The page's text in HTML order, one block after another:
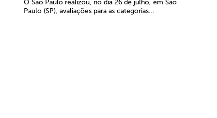
O São Paulo realizou, no dia 26 de julho, em São
Paulo (SP), avaliações para as categorias...